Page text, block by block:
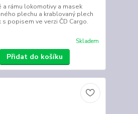
a rámu lokomotivy a masek
plechu a krablovaný plech
s popisem ve verzi ČD Cargo.
Skladem
Přidat do košíku